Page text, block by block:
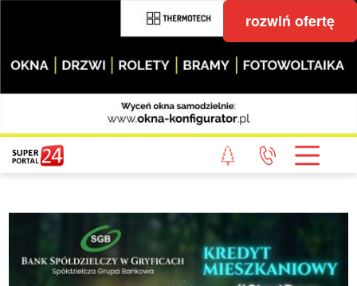
rozwiń ofertę